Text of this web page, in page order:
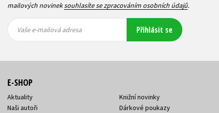
mailových novineksouhlasíte se zpracováním osobních údajů.
mailová
mailová
Vaše e-mailová adresa Přihlásit se
E-SHOP
Aktuality
Naši autoři
Knižní novinky
Dárkové poukazy